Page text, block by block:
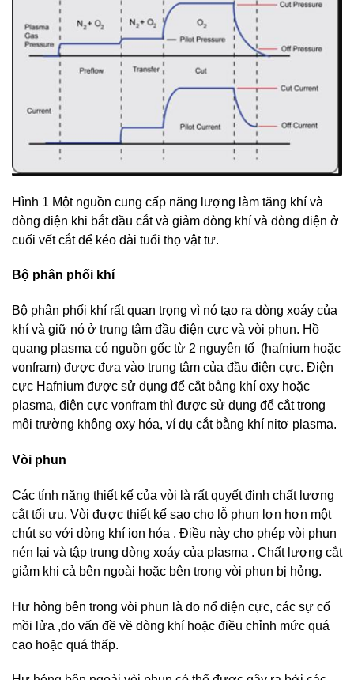
Hình 1 Một nguồn cung cấp năng lượng làm tăng khí và
dòng điện khi bắt đầu cắt và giảm dòng khí và dòng điện ở
cuối vết cắt để kéo dài tuổi thọ vật tư.
Bộ phân phối khí
Bộ phân phối khí rất quan trọng vì nó tạo ra dòng xoáy của
khí và giữ nó ở trung tâm đầu điện cực và vòi phun. Hồ
quang plasma có nguồn gốc từ 2 nguyên tố (hafnium hoặc
vonfram) được đưa vào trung tâm của đầu điện cực. Điện
cực Hafnium được sử dụng để cắt bằng khí oxy hoặc
plasma, điện cực vonfram thì được sử dụng để cắt trong
môi trường không oxy hóa, ví dụ cắt bằng khí nitơ plasma.
Vòi phun
Các tính năng thiết kế của vòi là rất quyết định chất lượng
cắt tối ưu. Vòi được thiết kế sao cho lỗ phun lơn hơn một
chút so với dòng khí ion hóa . Điều này cho phép vòi phun
nén lại và tập trung dòng xoáy của plasma . Chất lượng cắt
giảm khi cả bên ngoài hoặc bên trong vòi phun bị hỏng.
Hư hỏng bên trong vòi phun là do nổ điện cực, các sự cố
mồi lửa ,do vấn đề về dòng khí hoặc điều chỉnh mức quá
cao hoặc quá thấp.